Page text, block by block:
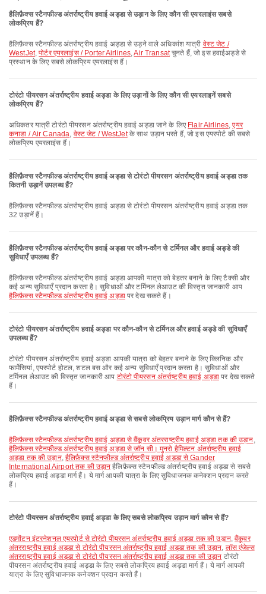
हैलिफ़ैक्स स्टैनफील्ड अंतर्राष्ट्रीय हवाई अड्डा से उड़ान के लिए कौन सी एयरलाइंस सबसे
लोकप्रिय हैं?
हैलिफ़ैक्स स्टैनफील्ड अंतर्राष्ट्रीय हवाई अड्डा से उड़ने वाले अधिकांश यात्री वेस्ट जेट /
WestJet,पोर्टर एयरलाइंस / Porter Airlines,Air Transatचुनते हैं, जो इस हवाईअड्डे से
प्रस्थान के लिए सबसे लोकप्रिय एयरलाइंस हैं।
टोरंटो पीयरसन अंतर्राष्ट्रीय हवाई अड्डा के लिए उड़ानों के लिए कौन सी एयरलाइनें सबसे
लोकप्रिय हैं?
अधिकतर यात्री टोरंटो पीयरसन अंतर्राष्ट्रीय हवाई अड्डा जाने के लिए Flair Airlines,एयर
कनाडा / Air Canada, वेस्ट जेट / WestJetके साथ उड़ान भरते हैं, जो इस एयरपोर्ट की सबसे
लोकप्रिय एयरलाइंस हैं।
हैलिफ़ैक्स स्टैनफील्ड अंतर्राष्ट्रीय हवाई अड्डा से टोरंटो पीयरसन अंतर्राष्ट्रीय हवाई अड्डा तक
कितनी उड़ानें उपलब्ध हैं?
हैलिफ़ैक्स स्टैनफील्ड अंतर्राष्ट्रीय हवाई अड्डा से टोरंटो पीयरसन अंतर्राष्ट्रीय हवाई अड्डा तक
32 उड़ानें हैं।
हैलिफ़ैक्स स्टैनफील्ड अंतर्राष्ट्रीय हवाई अड्डा पर कौन-कौन से टर्मिनल और हवाई अड्डे की
सुविधाएँ उपलब्ध हैं?
हैलिफ़ैक्स स्टैनफील्ड अंतर्राष्ट्रीय हवाई अड्डा आपकी यात्रा को बेहतर बनाने के लिए टैक्सी और
कई अन्य सुविधाएँ प्रदान करता है। सुविधाओं और टर्मिनल लेआउट की विस्तृत जानकारी आप
हैलिफ़ैक्स स्टैनफील्ड अंतर्राष्ट्रीय हवाई अड्डापर देख सकते हैं।
टोरंटो पीयरसन अंतर्राष्ट्रीय हवाई अड्डा पर कौन-कौन से टर्मिनल और हवाई अड्डे की सुविधाएँ
उपलब्ध हैं?
टोरंटो पीयरसन अंतर्राष्ट्रीय हवाई अड्डा आपकी यात्रा को बेहतर बनाने के लिए क्लिनिक और
फार्मेसियां, एयरपोर्ट होटल, शटल बस और कई अन्य सुविधाएँ प्रदान करता है। सुविधाओं और
टर्मिनल लेआउट की विस्तृत जानकारी आप टोरंटो पीयरसन अंतर्राष्ट्रीय हवाई अड्डा पर देख सकते
हैं।
हैलिफ़ैक्स स्टैनफील्ड अंतर्राष्ट्रीय हवाई अड्डा से सबसे लोकप्रिय उड़ान मार्ग कौन से हैं?
हैलिफ़ैक्स स्टैनफील्ड अंतर्राष्ट्रीय हवाई अड्डा से वैंकूवर अंतरराष्ट्रीय हवाई अड्डा तक की उड़ान,
हैलिफ़ैक्स स्टैनफील्ड अंतर्राष्ट्रीय हवाई अड्डा से जॉन सी। मुनरो हैमिल्टन अंतर्राष्ट्रीय हवाई
अड्डा तक की उड़ान, हैलिफ़ैक्स स्टैनफील्ड अंतर्राष्ट्रीय हवाई अड्डा से Gander
International Airport तक की उड़ान हैलिफ़ैक्स स्टैनफील्ड अंतर्राष्ट्रीय हवाई अड्डा से सबसे
लोकप्रिय हवाई अड्डा मार्ग हैं। ये मार्ग आपकी यात्रा के लिए सुविधाजनक कनेक्शन प्रदान करते
हैं।
टोरंटो पीयरसन अंतर्राष्ट्रीय हवाई अड्डा के लिए सबसे लोकप्रिय उड़ान मार्ग कौन से हैं?
एडमोंटन इंटरनेशनल एयरपोर्ट से टोरंटो पीयरसन अंतर्राष्ट्रीय हवाई अड्डा तक की उड़ान,वैंकूवर
अंतरराष्ट्रीय हवाई अड्डा से टोरंटो पीयरसन अंतर्राष्ट्रीय हवाई अड्डा तक की उड़ान, लॉस एंजेल्स
अंतरराष्ट्रीय हवाई अड्डा से टोरंटो पीयरसन अंतर्राष्ट्रीय हवाई अड्डा तक की उड़ान टोरंटो
पीयरसन अंतर्राष्ट्रीय हवाई अड्डा के लिए सबसे लोकप्रिय हवाई अड्डा मार्ग हैं। ये मार्ग आपकी
यात्रा के लिए सुविधाजनक कनेक्शन प्रदान करते हैं।